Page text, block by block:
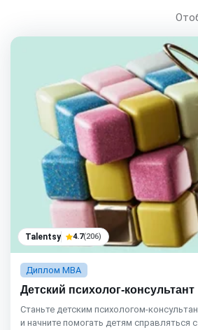
Talentsy 4.7(206)
Диплом MBA
Детский психолог-консультант
Станьте детским психологом-
и начните помогать детям справляться